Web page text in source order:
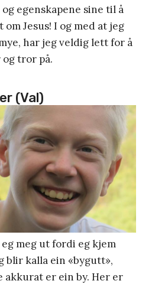
egenskapene sine til å
Jesus! I og med at jeg
har jeg veldig lett for å
tror på.
(Val)
eg meg ut fordi eg kjem
blir kalla ein «bygutt»,
akkurat er ein by. Her er